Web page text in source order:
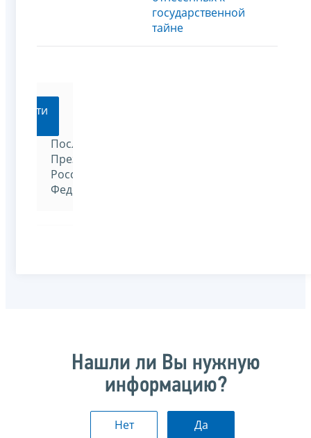
государственной
тайне
Перейти
Послания
Президента
Российской
Федерации
Нашли ли Вы нужную
информацию?
Нет Да